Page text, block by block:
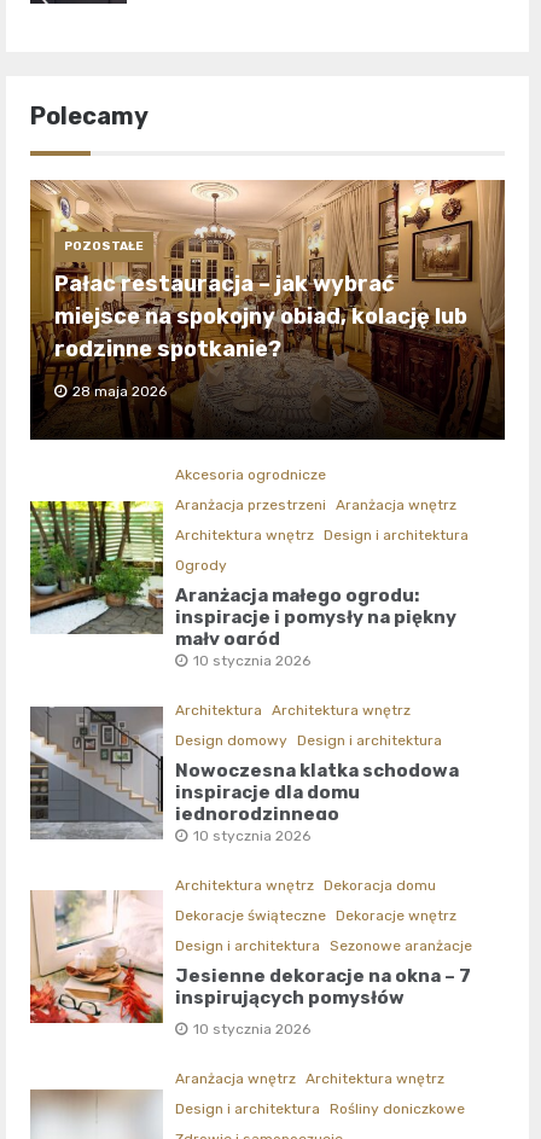
Polecamy
POZOSTAŁE
Pałac restauracja – jak wybrać
miejsce na spokojny obiad, kolację lub
rodzinne spotkanie?
28 maja 2026
Akcesoria ogrodnicze
Aranżacja przestrzeni
Aranżacja wnętrz
Architektura wnętrz Design i architektura
Ogrody
Aranżacja małego ogrodu:
inspiracje i pomysły na piękny
mały ogród
10 stycznia 2026
Architektura
Architektura wnętrz
Design domowy Design i architektura
Nowoczesna klatka schodowa
inspiracje dla domu
jednorodzinnego
10 stycznia 2026
Architektura wnętrz Dekoracja domu
Dekoracje świąteczne Dekoracje wnętrz
Design i architektura
Sezonowe aranżacje
Jesienne dekoracje na okna – 7
inspirujących pomysłów
10 stycznia 2026
Aranżacja wnętrz Architektura wnętrz
Design i architektura
Rośliny doniczkowe